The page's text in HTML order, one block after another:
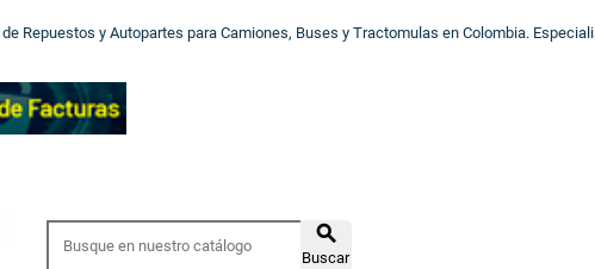
de Repuestos y Autopartes para Camiones, Buses y Tractomulas en Colombia.

Buscar